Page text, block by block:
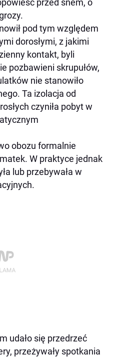
przed snem, o
pod tym względem
dorosłymi, z jakimi
kontakt, byli
pozbawieni skrupułów,
nie stanowiło
Ta izolacja od
czyniła pobyt w
obozu formalnie
W praktyce jednak
lub przebywała w
udało się przedrzeć
przeżywały spotkania